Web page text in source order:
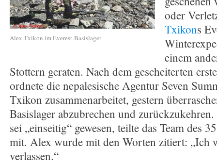
Alex Txikon im Everest-Basislager
oder
Txikons
einem
Stottern geraten. Nach dem gescheiterten
ordnete die nepalesische Agentur Seven
Txikon zusammenarbeitet, gestern
Basislager abzubrechen und
sei „einseitig“ gewesen, teilte das Team des
mit. Alex wurde mit den Worten zitiert: „Ich
verlassen.“